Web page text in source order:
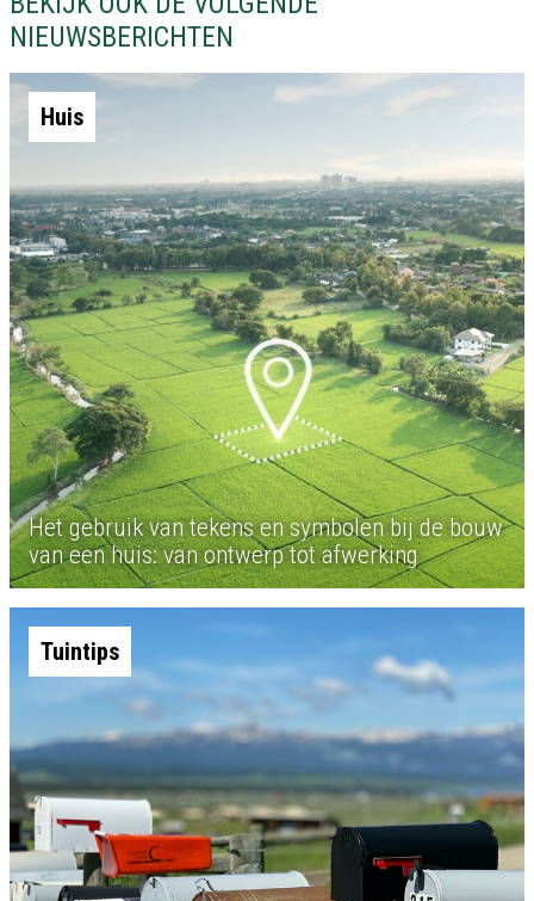
NIEUWSBERICHTEN
Huis
Het gebruik van tekens en symbolen bij de bouw
van een huis: van ontwerp tot afwerking
Tuintips